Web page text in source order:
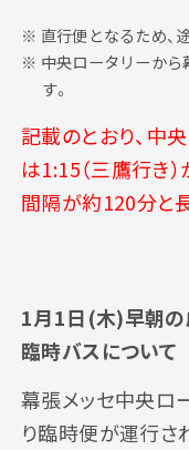
直行便となるため、
中央ロータリーか
す。
記載のとおり、中
は1:15（三鷹行き
間隔が約120分と
1月1日(木)早朝の
臨時バスについて
幕張メッセ中央ロ
り臨時便が運行さ